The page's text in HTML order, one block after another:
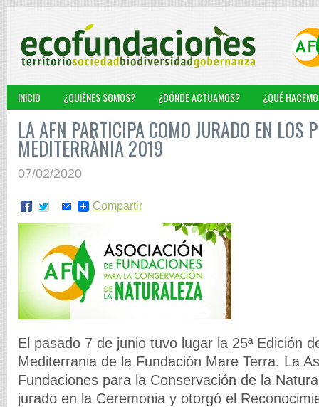
INICIO ¿QUIÉNES SOMOS? ¿DÓNDE ACTUAMOS? ¿QUÉ
LA AFN PARTICIPA COMO JURADO EN LOS
MEDITERRÀNIA 2019
07/02/2020
Compartir
El pasado 7 de junio tuvo lugar la 25ª Edición
Mediterrania de la Fundación Mare Terra. La
Fundaciones para la Conservación de la
jurado en la Ceremonia y otorgó el